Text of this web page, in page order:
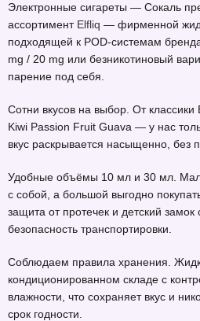
Электронные сигареты — Сокаль
ассортимент Elfliq — фирменной
подходящей к POD-системам
mg / 20 mg или безникотиновый
парение под себя.
Сотни вкусов на выбор. От классики
Kiwi Passion Fruit Guava — у нас
вкус раскрывается насыщенно, без
Удобные объёмы 10 мл и 30 мл.
с собой, а большой выгодно
защита от протечек и детский
безопасность транспортировки.
Соблюдаем правила хранения.
кондиционированном складе с
влажности, что сохраняет вкус и
срок годности.